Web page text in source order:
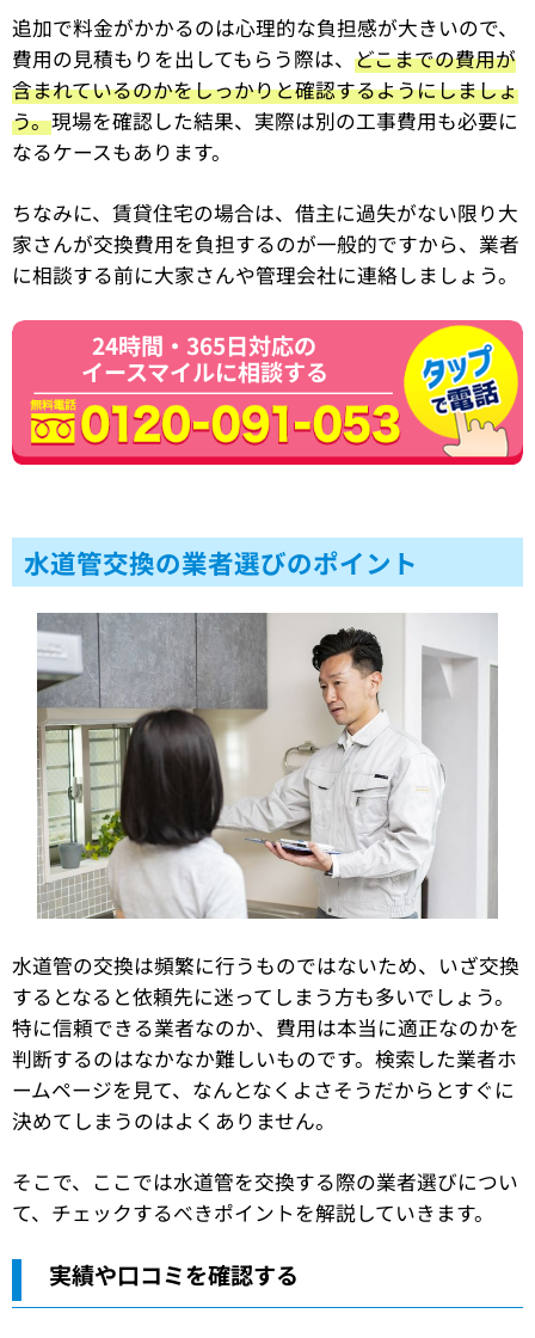
追加で料金がかかるのは心理的な負担感が大きいので、
費用の見積もりを出してもらう際は、 どこまでの費用が
含まれているのかをしっかりと確認するようにしましょ
う。現場を確認した結果、実際は別の工事費用も必要に
なるケースもあります。
ちなみに、賃貸住宅の場合は、借主に過失がない限り大
家さんが交換費用を負担するのが一般的ですから、業者
に相談する前に大家さんや管理会社に連絡しましょう。
24時間・365日対応の
イースマイルに相談する
水道管交換の業者選びのポイント
水道管の交換は頻繁に行うものではないため、いざ交換
するとなると依頼先に迷ってしまう方も多いでしょう。
特に信頼できる業者なのか、費用は本当に適正なのかを
判断するのはなかなか難しいものです。検索した業者ホ
ームページを見て、なんとなくよさそうだからとすぐに
決めてしまうのはよくありません。
そこで、ここでは水道管を交換する際の業者選びについ
て、チェックするべきポイントを解説していきます。
実績や口コミを確認する